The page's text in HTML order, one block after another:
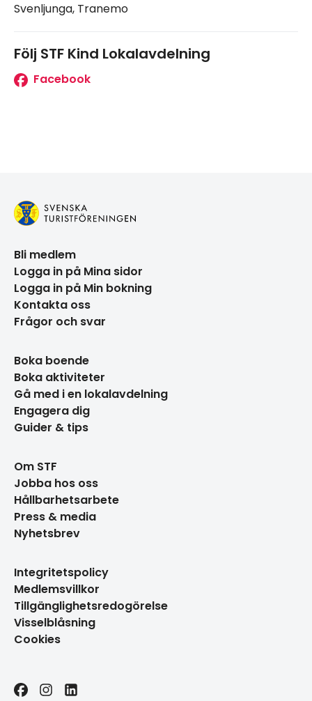
Svenljunga, Tranemo
Följ STF Kind Lokalavdelning
Facebook
Bli medlem
Logga in på Mina sidor
Logga in på Min bokning
Kontakta oss
Frågor och svar
Boka boende
Boka aktiviteter
Gå med i en lokalavdelning
Engagera dig
Guider & tips
Om STF
Jobba hos oss
Hållbarhetsarbete
Press & media
Nyhetsbrev
Integritetspolicy
Medlemsvillkor
Tillgänglighetsredogörelse
Visselblåsning
Cookies
FacebookInstagram
LinkedIn